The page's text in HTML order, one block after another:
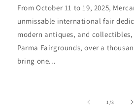
From October 11 to 19, 2025,
unmissable international fair
modern antiques, and
Parma Fairgrounds, over a
bring one...
1/of
3